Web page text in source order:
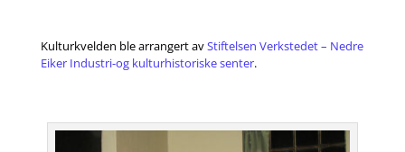
Kulturkvelden ble arrangert avStiftelsen Verkstedet – Nedre
Eiker Industri-og kulturhistoriske senter.